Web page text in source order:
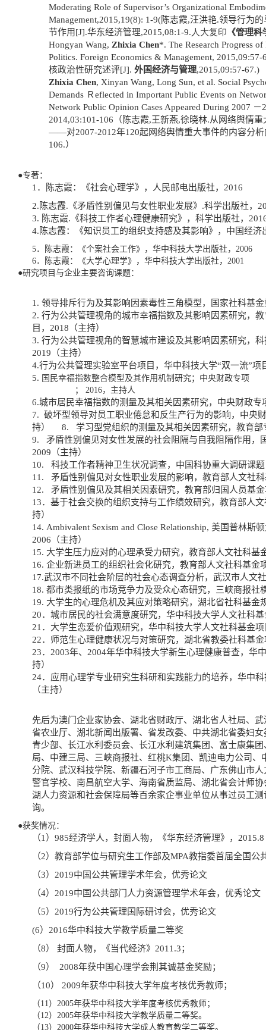
Moderating Role of Supervisor’s Organizational
Management,2015,19(8): 1-9(陈志霞,汪洪艳.领导行为的
节作用[J].华东经济管理,2015,08:1-9.人大复印 《管理科
Hongyan Wang, Zhixia Chen*. The Research Progress
Politics. Foreign Economics & Management, 2015,09:57-
核政治性研究述评[J]. 外国经济与管理,2015,09:57-67.)
Zhixia Chen, Xinyan Wang, Long Sun, et al. Social
Demands Ｒeflected in Important Public Events on
Network Public Opinion Cases Appeared During 2007 －
2014,03:101-106 （陈志霞,王新燕,徐晓林.从网络舆情
——对2007-2012年120起网络舆情重大事件的内容分析
106.）
●专著：
1．陈志霞：《社会心理学》，人民邮电出版社，2016
2.陈志霞.《矛盾性别偏见与女性职业发展》.科学出版社，
3. 陈志霞.《科技工作者心理健康研究》，科学出版社，
4.陈志霞：《知识员工的组织支持感及其影响》，中国经济
5．陈志霞：《个案社会工作》，华中科技大学出版社，2006
6．陈志霞：《大学心理学》，华中科技大学出版社，2001
●研究项目与企业主要咨询课题：
1. 领导排斥行为及其影响因素毒性三角模型，国家社科基
2. 行为公共管理视角的城市幸福指数及其影响因素研究，
目，2018（主持）
3. 行为公共管理视角的智慧城市建设及其影响因素研究，
2019（主持）
4.行为公共管理实验室平台项目，华中科技大学“双一流”项
5. 国民幸福指数整合模型及其作用机制研究；中央财政专项
；
2016，主持人
6.城市居民幸福指数的测量及其相关因素研究，中央财政专
7. 破坏型领导对员工职业倦怠和反生产行为的影响，中央
持） 8. 学习型党组织的测量及其相关因素研究，教育部
9. 矛盾性别偏见对女性发展的社会阻隔与自我阻隔作用，
2009（主持）
10. 科技工作者精神卫生状况调查，中国科协重大调研课
11. 矛盾性别偏见对女性职业发展的影响，教育部人文社
12. 矛盾性别偏见及其相关因素研究，教育部归国人员基
13．基于社会交换的组织支持与工作绩效研究，教育部人
持）
14. Ambivalent Sexism and Close Relationship, 美国普林斯
2006（主持）
15. 大学生压力应对的心理承受力研究，教育部人文社科基
16. 企业新进员工的组织社会化研究，教育部人文社科基金
17.武汉市不同社会阶层的社会心态调查分析，武汉市人文
18. 都市类报纸的市场竞争力及受众心态研究，三峡商报社
19. 大学生的心理危机及其应对策略研究，湖北省社科基金
20．城市居民的社会满意度研究，华中科技大学人文社科
21．大学生恋爱价值观研究，华中科技大学人文社科基金
22．师范生心理健康状况与对策研究，湖北省教委社科基
23．2003年、2004年华中科技大学新生心理健康普查，华
持）
24．应用心理学专业研究生科研和实践能力的培养，华中
（主持）
先后为澳门企业家协会、湖北省财政厅、湖北省人社局、
省农业厅、湖北新闻出版署、省发改委、中共湖北省委妇
青少部、长江水利委员会、长江水利建筑集团、富士康集
局、中建三局、三峡商报社、红桃K集团、凯迪电力公司、
分院、武汉科技学院、新疆石河子市工商局、广东佛山市
警官学校、南昌航空大学、海南省质监局、湖北省会计师
湖人力资源和社会保障局等百余家企事业单位从事过员工
询。
●获奖情况：
（1）985经济学人，封面人物，《华东经济管理》，2015.8
（2）教育部学位与研究生工作部及MPA教指委首届全国公
（3）2019中国公共管理学术年会，优秀论文
（4）2019中国公共部门人力资源管理学术年会，优秀论文
（5）2019行为公共管理国际研讨会，优秀论文
(6）2016华中科技大学教学质量二等奖
（8） 封面人物，《当代经济》2011.3；
（9） 2008年获中国心理学会荆其诚基金奖励；
（10） 2009年获华中科技大学年度考核优秀教师；
（11）2005年获华中科技大学年度考核优秀教师；
（12）2005年获华中科技大学教学质量二等奖。
（13）2000年获华中科技大学成人教育教学二等奖。